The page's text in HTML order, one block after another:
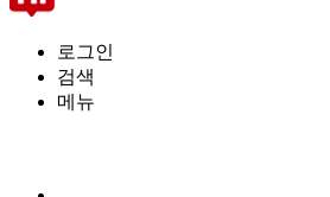
로그인
검색
메뉴